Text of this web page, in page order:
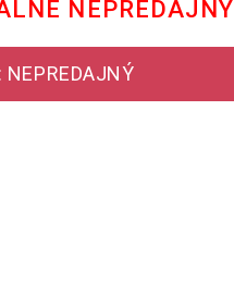
NEPREDAJNÝ
NEPREDAJNÝ